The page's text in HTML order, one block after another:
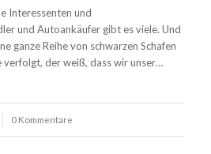
Interessenten und
und Autoankäufer gibt es viele. Und
ganze Reihe von schwarzen Schafen
verfolgt, der weiß, dass wir unser…
0 Kommentare